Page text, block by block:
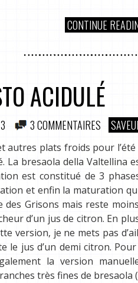
CONTINUE
ACIDULÉ
3 COMMENTAIRES
autres plats froids pour
La bresaola della
est constitué de 3
et enfin la maturation
Grisons mais reste
d’un jus de citron. En
version, je ne mets pas
le jus d’un demi citron.
la version
très fines de